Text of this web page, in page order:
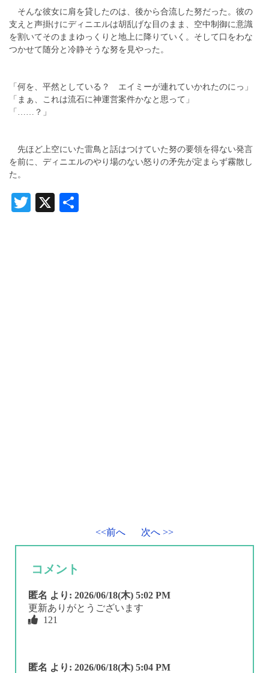
そんな彼女に肩を貸したのは、後から合流した努だった。彼の
支えと声掛けにディニエルは胡乱げな目のまま、空中制御に意識
を割いてそのままゆっくりと地上に降りていく。そして口をわな
つかせて随分と冷静そうな努を見やった。
「何を、平然としている？ エイミーが連れていかれたのにっ」
「まぁ、これは流石に神運営案件かなと思って」
「……？」
先ほど上空にいた雷鳥と話はつけていた努の要領を得ない発言
を前に、ディニエルのやり場のない怒りの矛先が定まらず霧散し
た。
Twitter
X
<<前へ 次へ >>
コメント
匿名 より: 2026/06/18(木) 5:02 PM
更新ありがとうございます
121
匿名 より: 2026/06/18(木) 5:04 PM